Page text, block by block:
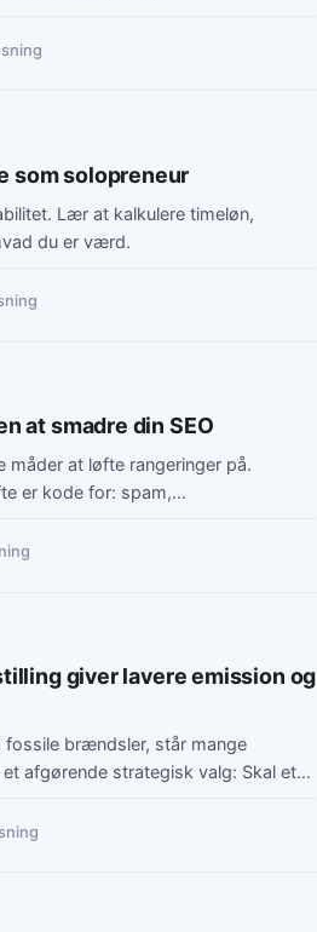
som solopreneur
Lær at kalkulere timeløn,
du er værd.
at smadre din SEO
måder at løfte rangeringer på.
er kode for: spam,…
giver lavere emission og
brændsler, står mange
afgørende strategisk valg: Skal et…